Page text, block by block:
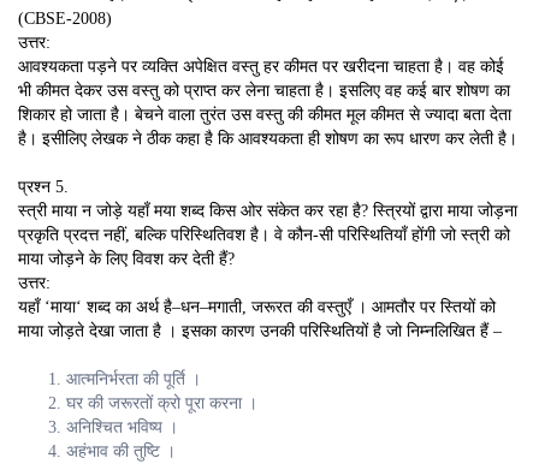
(CBSE-2008)
उत्तर:
आवश्यकता पड़ने पर व्यक्ति अपेक्षित वस्तु हर कीमत पर खरीदना चाहता है। वह कोई
भी कीमत देकर उस वस्तु को प्राप्त कर लेना चाहता है। इसलिए वह कई बार शोषण का
शिकार हो जाता है। बेचने वाला तुरंत उस वस्तु की कीमत मूल कीमत से ज्यादा बता देता
है। इसीलिए लेखक ने ठीक कहा है कि आवश्यकता ही शोषण का रूप धारण कर लेती है।
प्रश्न 5.
स्त्री माया न जोड़े यहाँ मया शब्द किस ओर संकेत कर रहा है? स्त्रियों द्वारा माया जोड़ना
प्रकृति प्रदत्त नहीं, बल्कि परिस्थितिवश है। वे कौन-सी परिस्थितियाँ होंगी जो स्त्री को
माया जोड़ने के लिए विवश कर देती हैं?
उत्तर:
यहाँ ‘माया‘ शब्द का अर्थ है–धन–मगाती, जरूरत की वस्तुएँ । आमतौर पर स्तियों को
माया जोड़ते देखा जाता है । इसका कारण उनकी परिस्थितियों है जो निम्नलिखित हैं –
आत्मनिर्भरता की पूर्ति ।
घर की जरूरतों क्रो पूरा करना ।
अनिश्चित भविष्य ।
अहंभाव की तुष्टि ।